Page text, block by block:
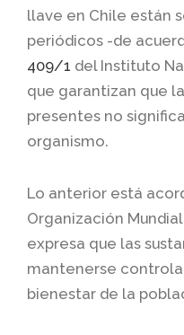
llave en Chile están
periódicos -de
409/1 del Instituto
que garantizan que
presentes no
organismo.
Lo anterior está
Organización
expresa que las
mantenerse
bienestar de la